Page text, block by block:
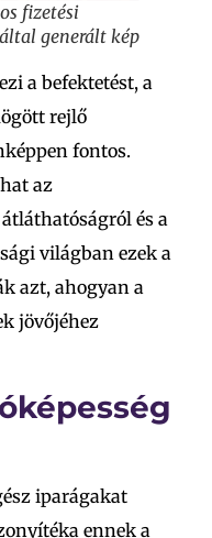
fizetési
generált kép
a befektetést, a
rejlő
fontos.
az
és a
világban ezek a
azt, ahogyan a
jövőjéhez
iparágakat
ennek a